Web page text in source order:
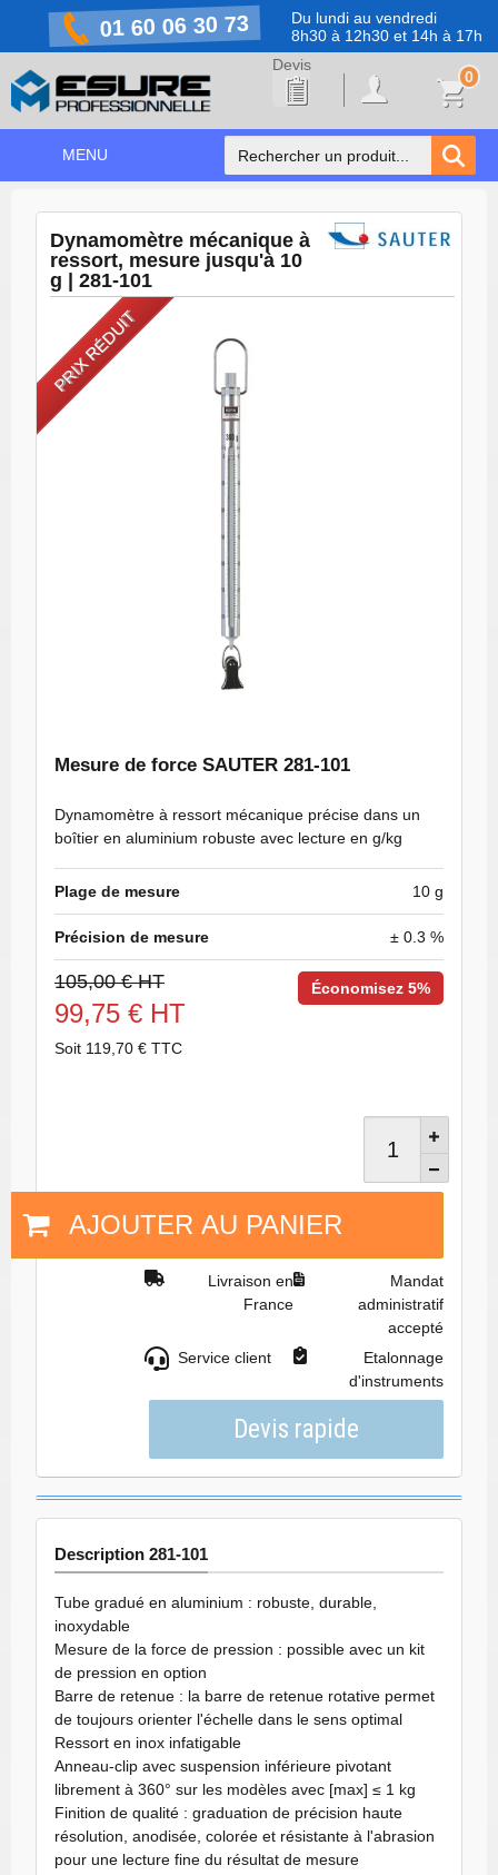
01 60 06 30 73
Du lundi au vendredi
8h30 à 12h30 et 14h à 17h
0
MENU
NOS PRODUITS
NOS MARQUES
NOS PROMOTIONS
PRÉVENTION COVID-19
CONTACT
Dynamomètre mécanique à
ressort, mesure jusqu'à 10
g | 281-101
PRIX RÉDUIT
Mesure de force SAUTER 281-101
Dynamomètre à ressort mécanique précise dans un
boîtier en aluminium robuste avec lecture en g/kg
Plage de mesure 10 g
Précision de mesure ± 0.3 %
Économisez 5%
105,00 € HT
99,75 € HT
Soit 119,70 € TTC
AJOUTER AU PANIER
Livraison en
France
Mandat
administratif
accepté
Service client
Etalonnage
d'instruments
Description 281-101
Tube gradué en aluminium : robuste, durable,
inoxydable
Mesure de la force de pression : possible avec un kit
de pression en option
Barre de retenue : la barre de retenue rotative permet
de toujours orienter l'échelle dans le sens optimal
Ressort en inox infatigable
Anneau-clip avec suspension inférieure pivotant
librement à 360° sur les modèles avec [max] ≤ 1 kg
Finition de qualité : graduation de précision haute
résolution, anodisée, colorée et résistante à l'abrasion
pour une lecture fine du résultat de mesure